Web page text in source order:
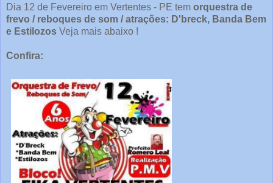
Dia 12 de Fevereiro em Vertentes - PE tem orquestra de
frevo / reboques de som / atrações: D'breck, Banda Bem
e Estilozos Veja mais abaixo !
Confira: